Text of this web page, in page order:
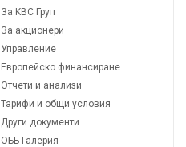
За KBC Груп
За акционери
Управление
Европейско финансиране
Отчети и анализи
Тарифи и общи условия
Други документи
ОББ Галерия